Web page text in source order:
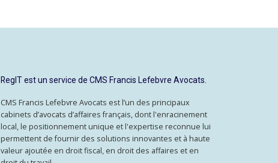
RegIT est un service de CMS Francis Lefebvre Avocats.
CMS Francis Lefebvre Avocats est l’un des principaux
cabinets d’avocats d’affaires français, dont l'enracinement
local, le positionnement unique et l'expertise reconnue lui
permettent de fournir des solutions innovantes et à haute
valeur ajoutée en droit fiscal, en droit des affaires et en